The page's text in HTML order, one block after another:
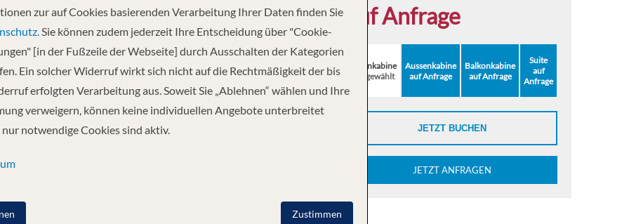
19.06.2027
- Stavanger - Seetag - Hamburg -
auf Anfrage
Innenkabine
ausgewählt
Aussenkabine
auf Anfrage
Balkonkabine
auf Anfrage
Suite
auf
Anfrage
JETZT BUCHEN
JETZT ANFRAGEN
zur auf Cookies basierenden Verarbeitung Ihrer Daten finden Sie
Sie können zudem jederzeit Ihre Entscheidung über "Cookie-
[in der Fußzeile der Webseite] durch Ausschalten der Kategorien
Ein solcher Widerruf wirkt sich nicht auf die Rechtmäßigkeit der bis
erfolgten Verarbeitung aus. Soweit Sie „Ablehnen“ wählen und Ihre
verweigern, können keine individuellen Angebote unterbreitet
notwendige Cookies sind aktiv.
Zustimmen